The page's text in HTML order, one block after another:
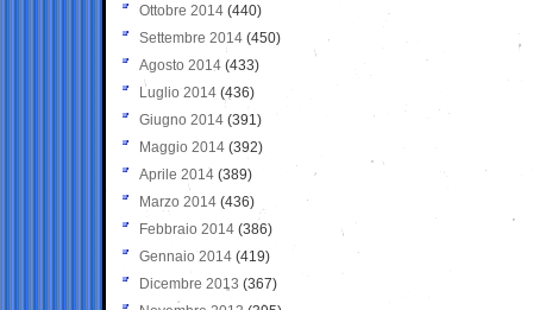
Ottobre 2014 (440)
Settembre 2014 (450)
Agosto 2014 (433)
Luglio 2014 (436)
Giugno 2014 (391)
Maggio 2014 (392)
Aprile 2014 (389)
Marzo 2014 (436)
Febbraio 2014 (386)
Gennaio 2014 (419)
Dicembre 2013 (367)